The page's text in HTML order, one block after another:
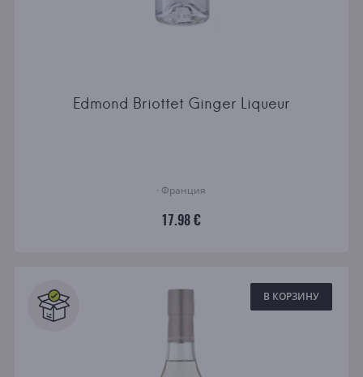
Edmond Briottet Ginger Liqueur
· Франция
17.98 €
В КОРЗИНУ